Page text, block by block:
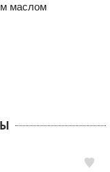
маслом